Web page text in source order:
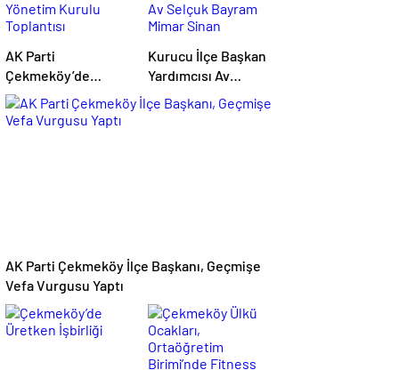
haberler
AK Parti
Çekmeköy’de
Yönetim Kurulu
Toplantısı
Gerçekleştirildi
Kurucu İlçe Başkan
Yardımcısı Av
Selçuk Bayram
Mimar Sinan
AK Parti Çekmeköy İlçe Başkanı, Geçmişe
Vefa Vurgusu Yaptı